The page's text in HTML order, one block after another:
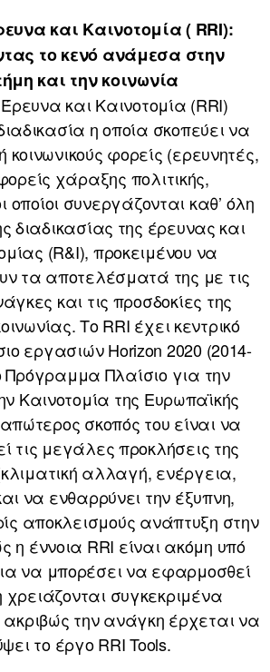
και Καινοτομία ( RRI):
το κενό ανάμεσα στην
και την κοινωνία
και Καινοτομία (RRI)
η οποία σκοπεύει να
φορείς (ερευνητές,
χάραξης πολιτικής,
οποίοι συνεργάζονται καθ’ όλη
διαδικασίας της έρευνας και
(R&I), προκειμένου να
τα αποτελέσματά της με τις
και τις προσδοκίες της
Το RRI έχει κεντρικό
εργασιών Horizon 2020 (2014-
Πρόγραμμα Πλαίσιο για την
Καινοτομία της Ευρωπαϊκής
σκοπός του είναι να
τις μεγάλες προκλήσεις της
αλλαγή, ενέργεια,
να ενθαρρύνει την έξυπνη,
αποκλεισμούς ανάπτυξη στην
έννοια RRI είναι ακόμη υπό
να μπορέσει να εφαρμοσθεί
συγκεκριμένα
την ανάγκη έρχεται να
το έργο RRI Tools.